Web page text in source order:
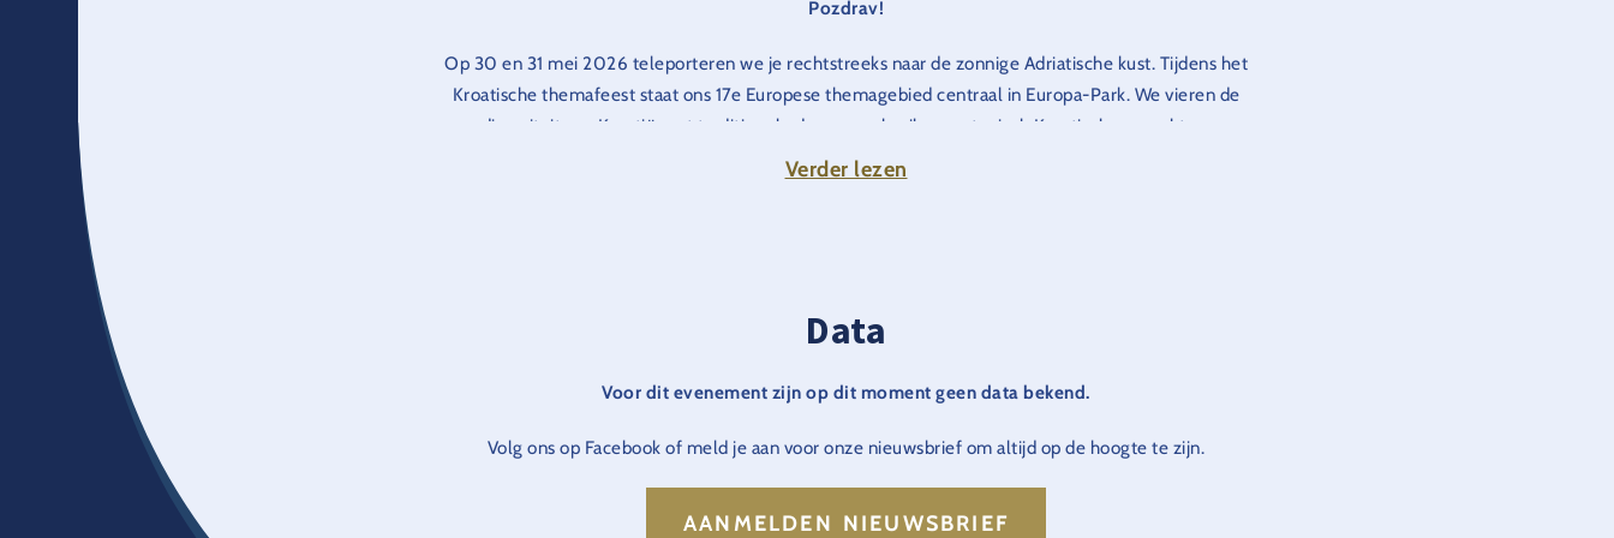
Pozdrav!
Op 30 en 31 mei 2026 teleporteren we je rechtstreeks naar de zonnige Adriatische kust. Tijdens het
Kroatische themafeest staat ons 17e Europese themagebied centraal in Europa-Park. We vieren de
diversiteit van Kroatië met traditionele dansen, gebruiken en typisch Kroatische gerechten.
Kom langs en laat je betoveren door de mediterrane flair van het themagebied!
Verder lezen
Data
Voor dit evenement zijn op dit moment geen data bekend.
Volg ons op Facebook of meld je aan voor onze nieuwsbrief om altijd op de hoogte te zijn.
AANMELDEN NIEUWSBRIEF